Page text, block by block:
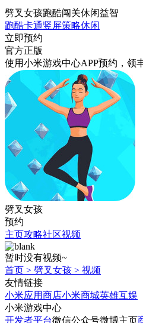
劈叉女孩跑酷闯关休闲益智
跑酷卡通竖屏策略休闲
立即预约
官方正版
使用小米游戏中心APP预约 ，领
劈叉女孩
预约
主页攻略社区视频
暂时没有视频~
首页 > 劈叉女孩 > 视频
友情链接
小米应用商店小米商城英雄互娱
小米游戏中心
开发者平台微信公众号微博主页